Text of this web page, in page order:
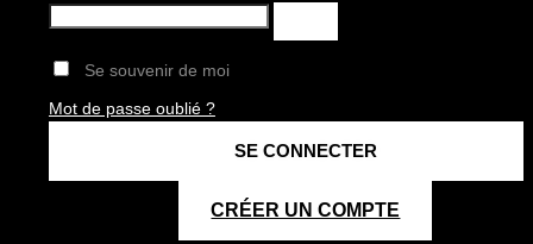
Se souvenir de moi
Mot de passe oublié ?
CRÉER UN COMPTE